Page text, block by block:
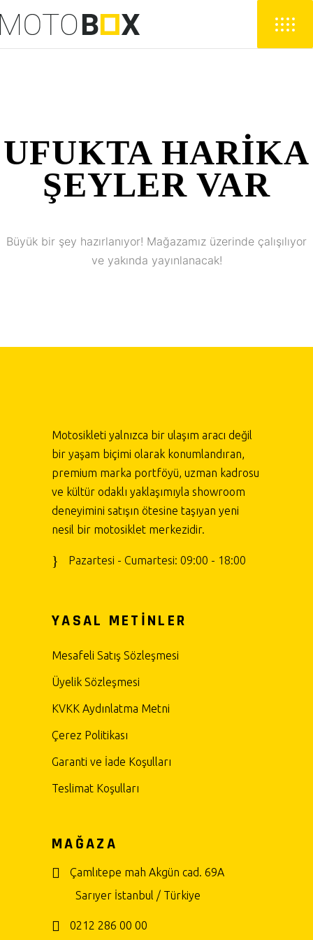
UFUKTA HARIKA
ŞEYLER VAR
Büyük bir şey hazırlanıyor! Mağazamız üzerinde çalışılıyor
ve yakında yayınlanacak!
Motosikleti yalnızca bir ulaşım aracı değil
bir yaşam biçimi olarak konumlandıran,
premium marka portföyü, uzman kadrosu
ve kültür odaklı yaklaşımıyla showroom
deneyimini satışın ötesine taşıyan yeni
nesil bir motosiklet merkezidir.
Pazartesi - Cumartesi: 09:00 - 18:00
YASAL METİNLER
Mesafeli Satış Sözleşmesi
Üyelik Sözleşmesi
KVKK Aydınlatma Metni
Çerez Politikası
Garanti ve İade Koşulları
Teslimat Koşulları
MAĞAZA
Çamlıtepe mah Akgün cad. 69A
Sarıyer İstanbul / Türkiye
0212 286 00 00